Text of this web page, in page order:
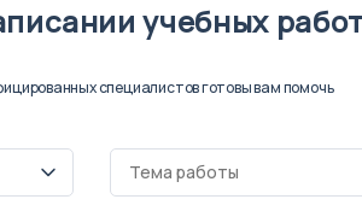
учебных
специалистов готовы вам помочь